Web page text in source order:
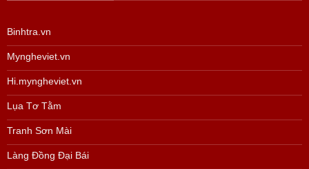
Binhtra.vn
Myngheviet.vn
Hi.myngheviet.vn
Lụa Tơ Tằm
Tranh Sơn Mài
Làng Đồng Đại Bái